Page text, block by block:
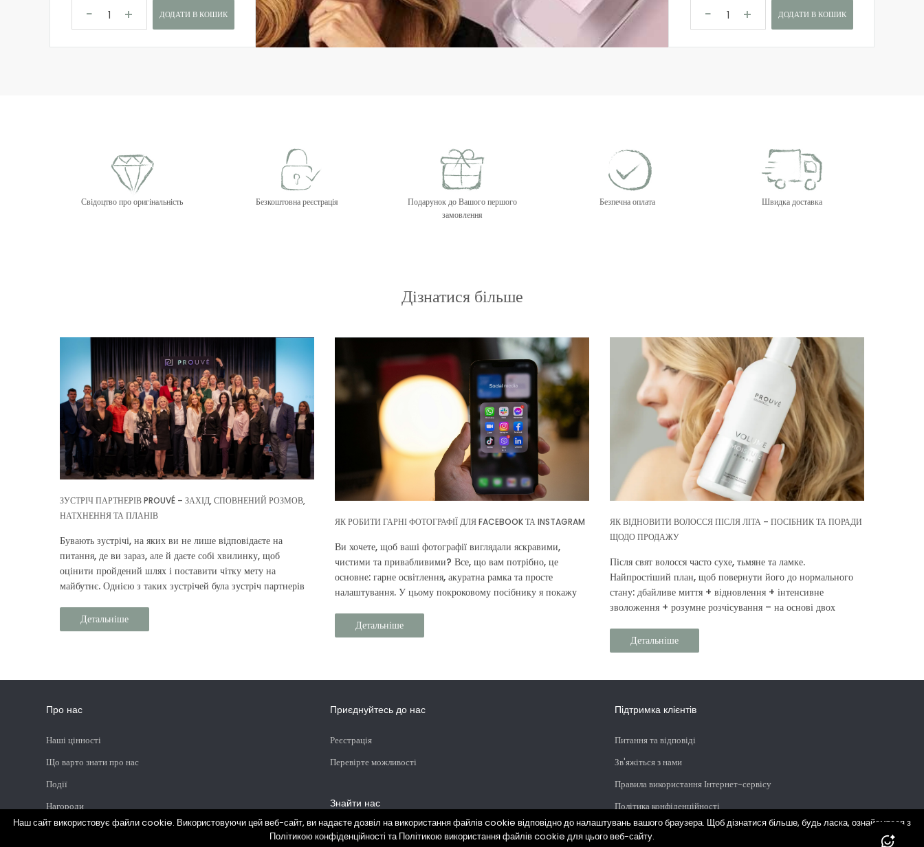
ДОДАТИ В КОШИК ДОДАТИ В КОШИК
Свідоцтво про оригінальність Безкоштовна реєстрація
Подарунок до Вашого першого
замовлення
Безпечна оплата Швидка доставка
Дізнатися більше
ЗУСТРІЧ ПАРТНЕРІВ PROUVÉ – ЗАХІД, СПОВНЕНИЙ РОЗМОВ,
НАТХНЕННЯ ТА ПЛАНІВ
Бувають зустрічі, на яких ви не лише відповідаєте на
питання, де ви зараз, але й даєте собі хвилинку, щоб
оцінити пройдений шлях і поставити чітку мету на
майбутнє. Однією з таких зустрічей була зустріч партнерів
Детальніше
ЯК РОБИТИ ГАРНІ ФОТОГРАФІЇ ДЛЯ FACEBOOK ТА INSTAGRAM
Ви хочете, щоб ваші фотографії виглядали яскравими,
чистими та привабливими? Все, що вам потрібно, це
основне: гарне освітлення, акуратна рамка та просте
налаштування. У цьому покроковому посібнику я покажу
повсякденне життя.
Детальніше
ЯК ВІДНОВИТИ ВОЛОССЯ ПІСЛЯ ЛІТА – ПОСІБНИК ТА ПОРАДИ
ЩОДО ПРОДАЖУ
Після свят волосся часто сухе, тьмяне та ламке.
Найпростіший план, щоб повернути його до нормального
стану: дбайливе миття + відновлення + інтенсивне
зволоження + розумне розчісування – на основі двох
захист.Детальніше
Наш сайт використовує файли cookie. Використовуючи цей веб-сайт, ви надаєте дозвіл на використання файлів cookie відповідно до налаштувань вашого браузера. Щоб дізнатися більше, будь ласка, ознайомтеся з
Політикою конфіденційності та Політикою використання файлів cookie для цього веб-сайту.
Про нас
Наші цінності
Що варто знати про нас
Події
Нагороди
Філії
Приєднуйтесь до нас
Реєстрація
Перевірте можливості
Знайти нас
Підтримка клієнтів
Питання та відповіді
Зв'яжіться з нами
Правила використання Інтернет-сервісу
Політика конфіденційності